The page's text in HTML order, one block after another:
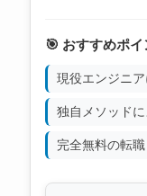
🎯 おすすめポイ
現役エンジニ
独自メソッド
完全無料の転